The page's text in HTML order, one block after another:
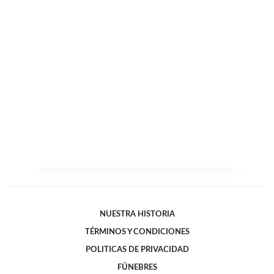
NUESTRA HISTORIA
TÉRMINOS Y CONDICIONES
POLITICAS DE PRIVACIDAD
FÚNEBRES